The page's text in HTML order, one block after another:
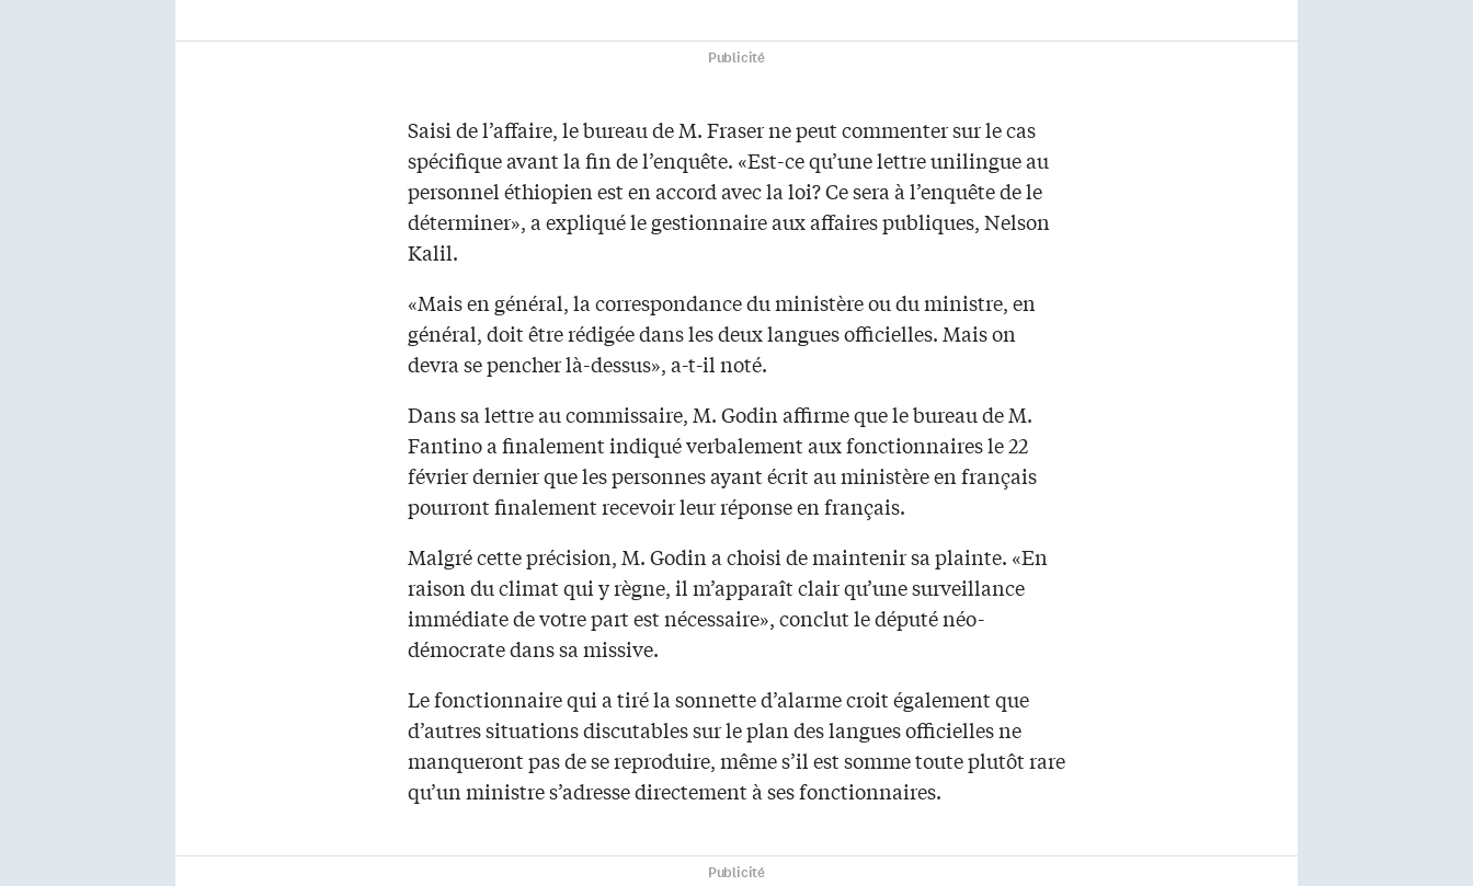
Publicité
Saisi de l’affaire, le bureau de M. Fraser ne peut commenter sur le cas
spécifique avant la fin de l’enquête. «Est-ce qu’une lettre unilingue au
personnel éthiopien est en accord avec la loi? Ce sera à l’enquête de le
déterminer», a expliqué le gestionnaire aux affaires publiques, Nelson
Kalil.
«Mais en général, la correspondance du ministère ou du ministre, en
général, doit être rédigée dans les deux langues officielles. Mais on
devra se pencher là-dessus», a-t-il noté.
Dans sa lettre au commissaire, M. Godin affirme que le bureau de M.
Fantino a finalement indiqué verbalement aux fonctionnaires le 22
février dernier que les personnes ayant écrit au ministère en français
pourront finalement recevoir leur réponse en français.
Malgré cette précision, M. Godin a choisi de maintenir sa plainte. «En
raison du climat qui y règne, il m’apparaît clair qu’une surveillance
immédiate de votre part est nécessaire», conclut le député néo-
démocrate dans sa missive.
Le fonctionnaire qui a tiré la sonnette d’alarme croit également que
d’autres situations discutables sur le plan des langues officielles ne
manqueront pas de se reproduire, même s’il est somme toute plutôt rare
qu’un ministre s’adresse directement à ses fonctionnaires.
Publicité